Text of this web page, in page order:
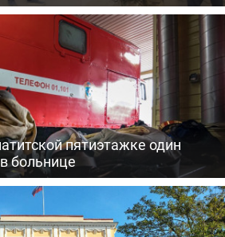
пятиэтажке один
больнице